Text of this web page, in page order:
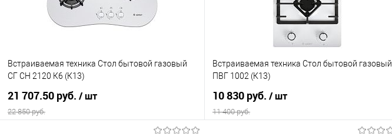
Встраиваемая техника Стол бытовой газовый
СГ СН 2120 К6 (К13)
21 707.50 руб. / шт
22 850 руб.
Встраиваемая техника Стол бытовой газовый
ПВГ 1002 (К13)
10 830 руб. / шт
11 400 руб.